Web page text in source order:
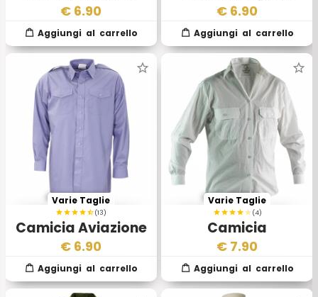
Militare Inglese
€ 6.90
Royal Navy
€ 6.90
(13)
Camicia Aviazione
Militare Inglese
Manica Lunga
Varie Taglie
€ 6.90
(4)
Camicia
Bundesmarine BW
Varie Taglie
€ 7.90